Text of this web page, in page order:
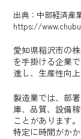
出典：中部経済産
https://
愛知県稲沢市の
を手掛ける企業
進し、生産性向
製造業では、部
庫、品質、設備
ことがあります
特定に時間がか